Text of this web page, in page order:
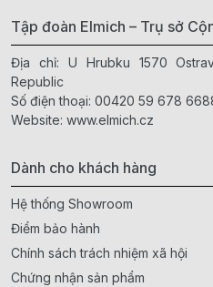
Tập đoàn Elmich – Trụ sở
Địa chỉ: U Hrubku 1570
Republic
Số điện thoại: 00420 59 678
Website: www.elmich.cz
Dành cho khách hàng
Hệ thống Showroom
Điểm bảo hành
Chính sách trách nhiệm xã hội
Chứng nhận sản phẩm